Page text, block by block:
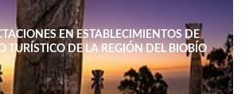
EN ESTABLECIMIENTOS DE
TURÍSTICO DE LA REGIÓN DEL BIOBÍO
15,4% INTERANUAL